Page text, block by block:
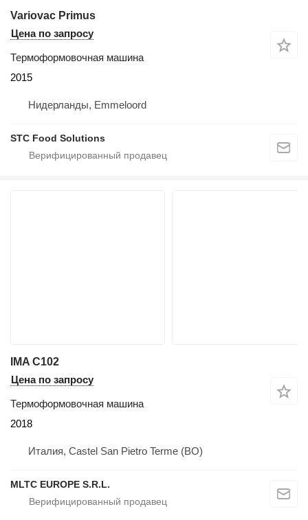
Variovac Primus
Цена по запросу
Термоформовочная машина
2015
Нидерланды, Emmeloord
STC Food Solutions
IMA C102
Цена по запросу
Термоформовочная машина
2018
Италия, Castel San Pietro Terme (BO)
MLTC EUROPE S.R.L.